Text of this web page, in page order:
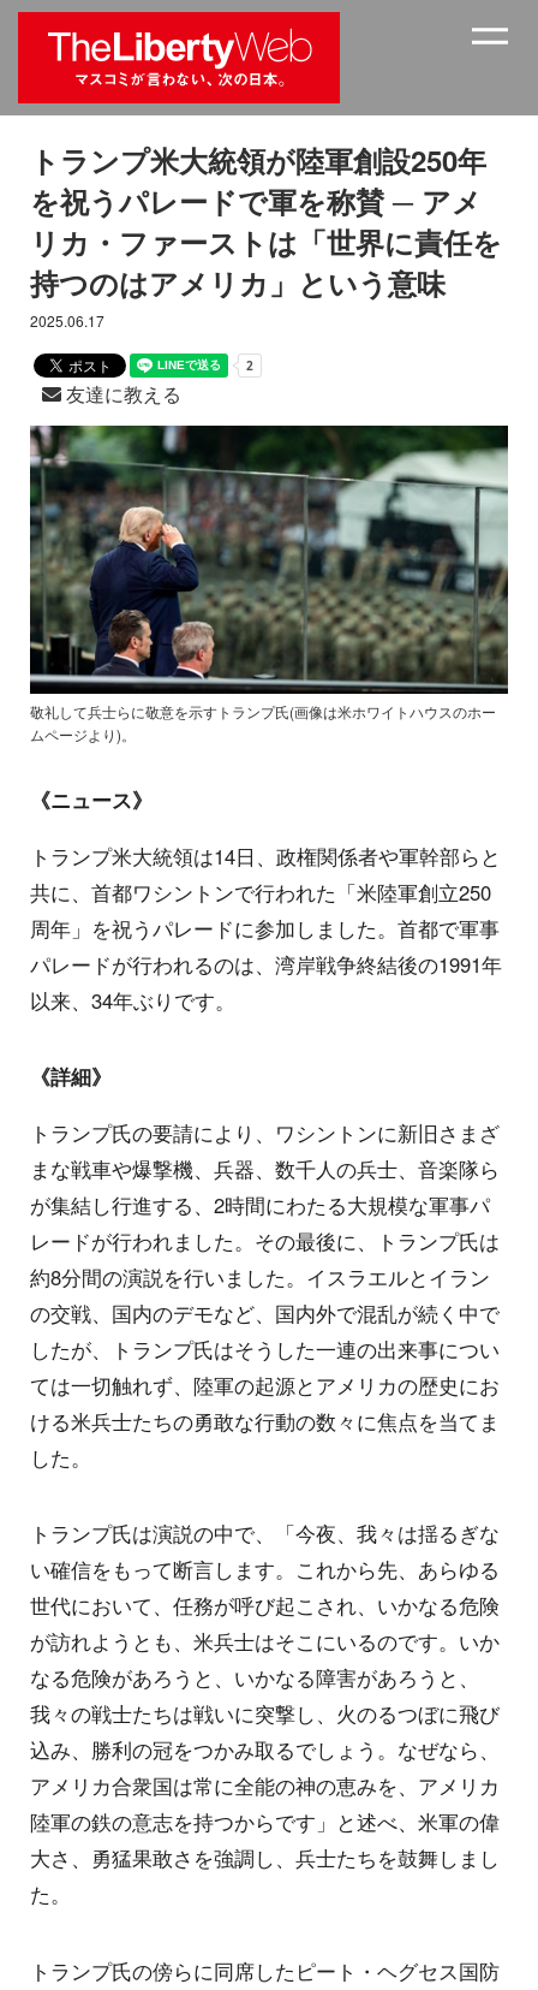
トランプ米大統領が陸軍創設250年
を祝うパレードで軍を称賛 ─ アメ
リカ・ファーストは「世界に責任を
持つのはアメリカ」という意味
2025.06.17
友達に教える
敬礼して兵士らに敬意を示すトランプ氏(画像は米ホワイトハウスのホー
ムページより)。
《ニュース》
トランプ米大統領は14日、政権関係者や軍幹部らと
共に、首都ワシントンで行われた「米陸軍創立250
周年」を祝うパレードに参加しました。首都で軍事
パレードが行われるのは、湾岸戦争終結後の1991年
以来、34年ぶりです。
《詳細》
トランプ氏の要請により、ワシントンに新旧さまざ
まな戦車や爆撃機、兵器、数千人の兵士、音楽隊ら
が集結し行進する、2時間にわたる大規模な軍事パ
レードが行われました。その最後に、トランプ氏は
約8分間の演説を行いました。イスラエルとイラン
の交戦、国内のデモなど、国内外で混乱が続く中で
したが、トランプ氏はそうした一連の出来事につい
ては一切触れず、陸軍の起源とアメリカの歴史にお
ける米兵士たちの勇敢な行動の数々に焦点を当てま
した。
トランプ氏は演説の中で、「今夜、我々は揺るぎな
い確信をもって断言します。これから先、あらゆる
世代において、任務が呼び起こされ、いかなる危険
が訪れようとも、米兵士はそこにいるのです。いか
なる危険があろうと、いかなる障害があろうと、
我々の戦士たちは戦いに突撃し、火のるつぼに飛び
込み、勝利の冠をつかみ取るでしょう。なぜなら、
アメリカ合衆国は常に全能の神の恵みを、アメリカ
陸軍の鉄の意志を持つからです」と述べ、米軍の偉
大さ、勇猛果敢さを強調し、兵士たちを鼓舞しまし
た。
トランプ氏の傍らに同席したピート・ヘグセス国防